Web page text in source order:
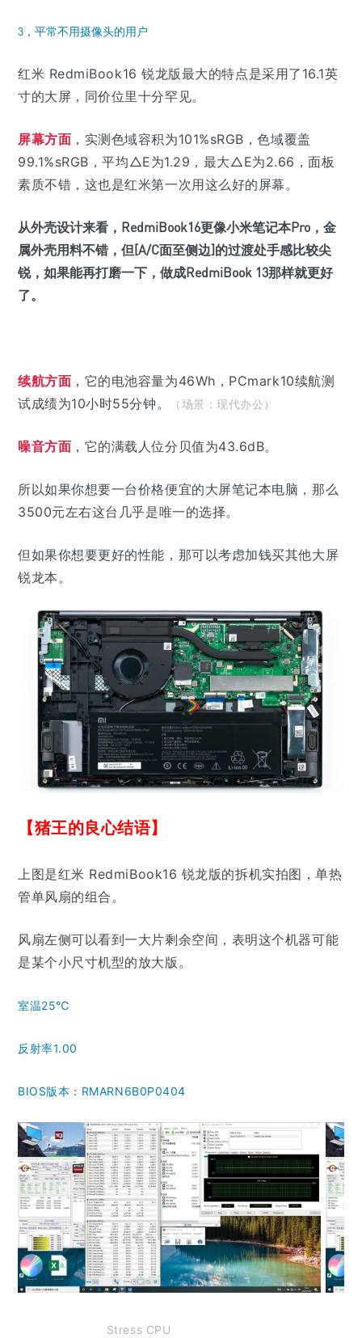
3，平常不用摄像头的用户
红米 RedmiBook16 锐龙版最大的特点是采用了16.1英
寸的大屏，同价位里十分罕见。
屏幕方面 ，实测色域容积为101%sRGB，色域覆盖
99.1%sRGB，平均△E为1.29，最大△E为2.66，面板
素质不错，这也是红米第一次用这么好的屏幕。
从外壳设计来看，RedmiBook16更像小米笔记本Pro，金
属外壳用料不错，但[A/C面至侧边]的过渡处手感比较尖
锐，如果能再打磨一下，做成RedmiBook 13那样就更好
了。
续航方面 ，它的电池容量为46Wh，PCmark10续航测
试成绩为10小时55分钟。
（场景：现代办公）
噪音方面 ，它的满载人位分贝值为43.6dB。
所以如果你想要一台价格便宜的大屏笔记本电脑，那么
3500元左右这台几乎是唯一的选择。
但如果你想要更好的性能，那可以考虑加钱买其他大屏
锐龙本。
【猪王的良心结语】
上图是红米 RedmiBook16 锐龙版的拆机实拍图，单热
管单风扇的组合。
风扇左侧可以看到一大片剩余空间，表明这个机器可能
是某个小尺寸机型的放大版。
室温25℃
反射率1.00
BIOS版本：RMARN6B0P0404
Stress CPU